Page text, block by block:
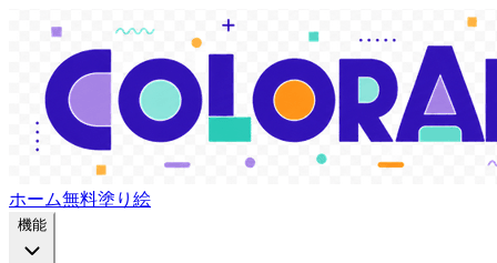
ホーム無料塗り絵
機能